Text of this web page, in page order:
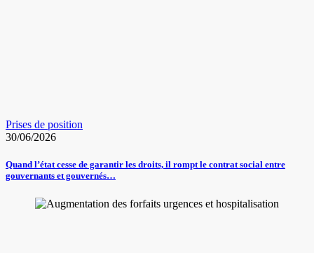
Prises de position
30/06/2026
Quand l’état cesse de garantir les droits, il rompt le contrat social entre
gouvernants et gouvernés…